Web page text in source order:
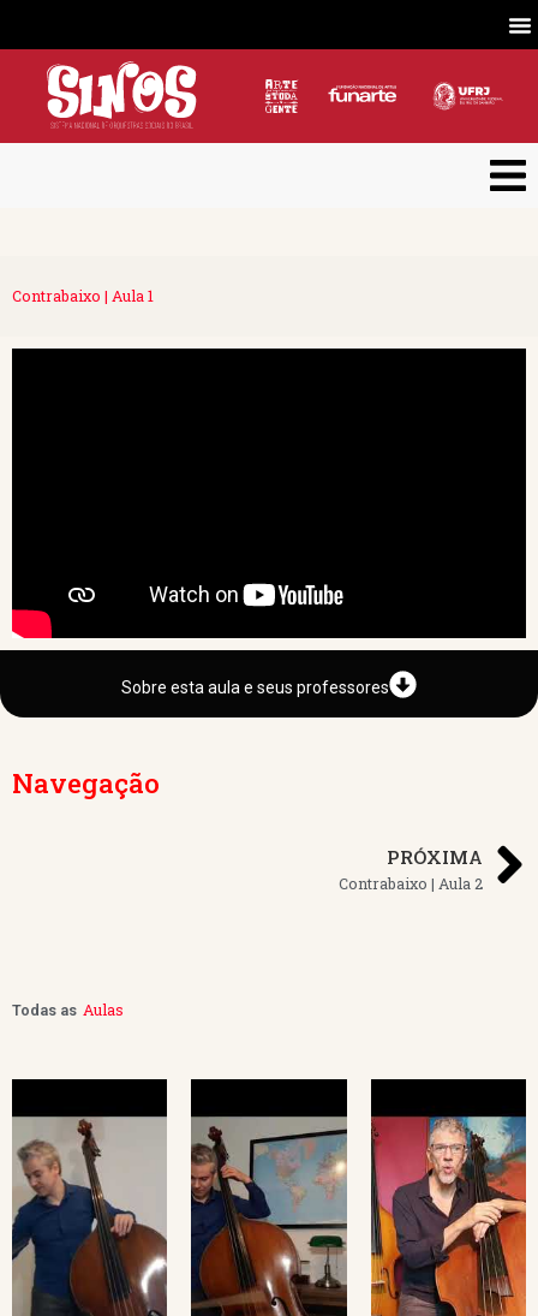
Contrabaixo | Aula 1
Sobre esta aula e seus professores
Navegação
PRÓXIMA
Contrabaixo | Aula 2
Todas as Aulas